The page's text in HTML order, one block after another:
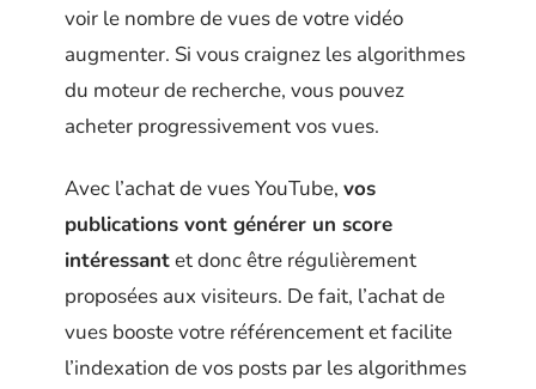
voir le nombre de vues de votre vidéo
augmenter. Si vous craignez les algorithmes
du moteur de recherche, vous pouvez
acheter progressivement vos vues.
Avec l’achat de vues YouTube, vos
publications vont générer un score
intéressantet donc être régulièrement
proposées aux visiteurs. De fait, l’achat de
vues booste votre référencement et facilite
l’indexation de vos posts par les algorithmes